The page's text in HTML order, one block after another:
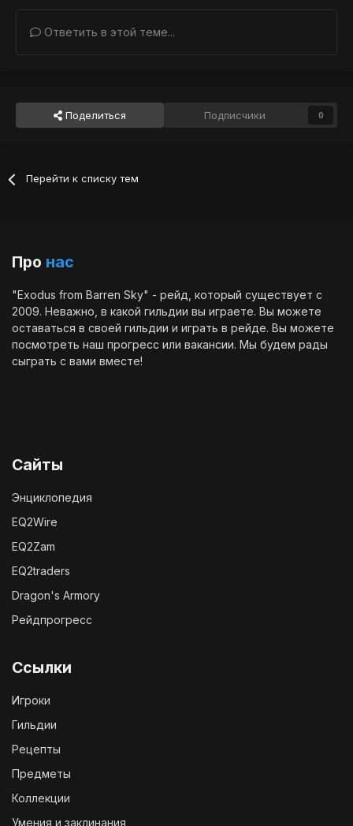
Ответить в этой теме...
Поделиться Подписчики 0
Перейти к списку тем
Про нас
"Exodus from Barren Sky" - рейд, который существует с
2009. Неважно, в какой гильдии вы играете. Вы можете
оставаться в своей гильдии и играть в рейде. Вы можете
посмотреть наш прогресс или вакансии. Мы будем рады
сыграть с вами вместе!
Сайты
Энциклопедия
EQ2Wire
EQ2Zam
EQ2traders
Dragon's Armory
Рейдпрогресс
Ссылки
Игроки
Гильдии
Рецепты
Предметы
Коллекции
Умения и заклинания